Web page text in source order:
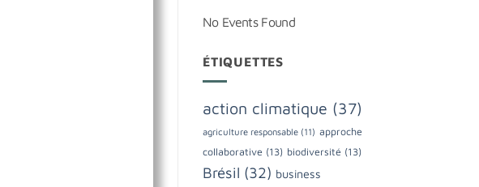
No Events Found
ÉTIQUETTES
action climatique (37)
agriculture responsable (11) approche
collaborative (13) biodiversité (13)
Brésil (32) business